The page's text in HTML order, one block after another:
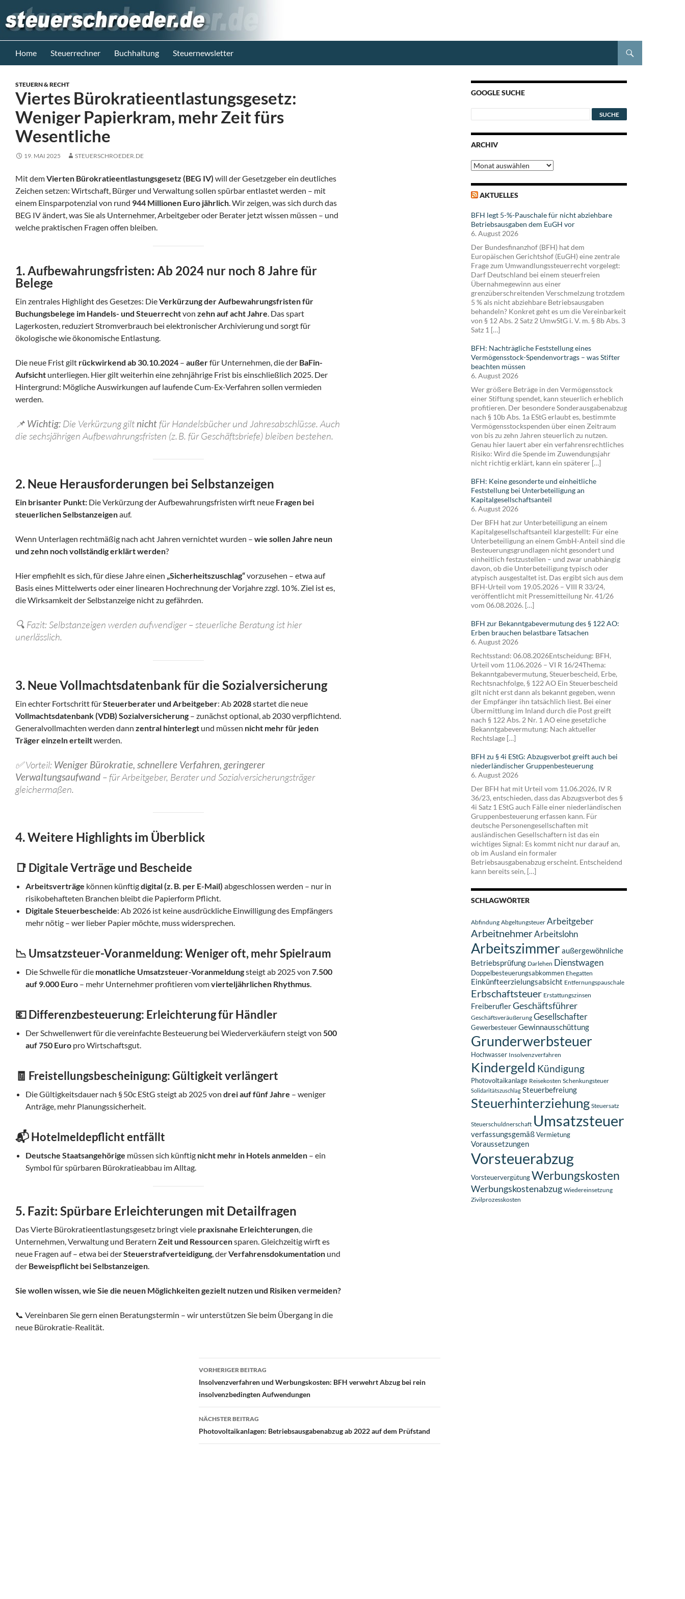
Inhalt
springen
Steuerblog www.steuerschroeder.de
Home Steuerrechner Buchhaltung Steuernewsletter
STEUERN & RECHT
Viertes Bürokratieentlastungsgesetz:
Weniger Papierkram, mehr Zeit fürs
Wesentliche
19. MAI 2025 STEUERSCHROEDER.DE
Mit demVierten Bürokratieentlastungsgesetz (BEG IV) will der Gesetzgeber ein deutliches
Zeichen setzen: Wirtschaft, Bürger und Verwaltung sollen spürbar entlastet werden – mit
einem Einsparpotenzial von rund 944 Millionen Euro jährlich. Wir zeigen, was sich durch das
BEG IV ändert, was Sie als Unternehmer, Arbeitgeber oder Berater jetzt wissen müssen – und
welche praktischen Fragen offen bleiben.
1. Aufbewahrungsfristen: Ab 2024 nur noch 8 Jahre für
Belege
Ein zentrales Highlight des Gesetzes: DieVerkürzung der Aufbewahrungsfristen für
Buchungsbelege im Handels- und Steuerrechtvon zehn auf acht Jahre. Das spart
Lagerkosten, reduziert Stromverbrauch bei elektronischer Archivierung und sorgt für
ökologische wie ökonomische Entlastung.
Die neue Frist gilt rückwirkend ab 30.10.2024 – außerfür Unternehmen, die der BaFin-
Aufsicht unterliegen. Hier gilt weiterhin eine zehnjährige Frist bis einschließlich 2025. Der
Hintergrund: Mögliche Auswirkungen auf laufende Cum-Ex-Verfahren sollen vermieden
werden.
📌 Wichtig: Die Verkürzung gilt nichtfür Handelsbücher und Jahresabschlüsse. Auch
die sechsjährigen Aufbewahrungsfristen (z. B. für Geschäftsbriefe) bleiben bestehen.
2. Neue Herausforderungen bei Selbstanzeigen
Ein brisanter Punkt: Die Verkürzung der Aufbewahrungsfristen wirft neue Fragen bei
steuerlichen Selbstanzeigenauf.
Wenn Unterlagen rechtmäßig nach acht Jahren vernichtet wurden – wie sollen Jahre neun
und zehn noch vollständig erklärt werden?
Hier empfiehlt es sich, für diese Jahre einen „Sicherheitszuschlag“vorzusehen – etwa auf
Basis eines Mittelwerts oder einer linearen Hochrechnung der Vorjahre zzgl. 10 %. Ziel ist es,
die Wirksamkeit der Selbstanzeige nicht zu gefährden.
🔍 Fazit: Selbstanzeigen werden aufwendiger – steuerliche Beratung ist hier
unerlässlich.
3. Neue Vollmachtsdatenbank für die Sozialversicherung
Ein echter Fortschritt fürSteuerberater und Arbeitgeber: Ab 2028startet die neue
Vollmachtsdatenbank (VDB) Sozialversicherung – zunächst optional, ab 2030 verpflichtend.
Generalvollmachten werden dann zentral hinterlegt und müssen nicht mehr für jeden
Träger einzeln erteiltwerden.
✅ Vorteil: Weniger Bürokratie, schnellere Verfahren, geringerer
Verwaltungsaufwand – für Arbeitgeber, Berater und Sozialversicherungsträger
gleichermaßen.
4. Weitere Highlights im Überblick
📑 Digitale Verträge und Bescheide
Arbeitsverträge können künftigdigital (z. B. per E-Mail) abgeschlossen werden – nur in
risikobehafteten Branchen bleibt die Papierform Pflicht.
Digitale Steuerbescheide: Ab 2026 ist keine ausdrückliche Einwilligung des Empfängers
mehr nötig – wer lieber Papier möchte, muss widersprechen.
📉 Umsatzsteuer-Voranmeldung: Weniger oft, mehr Spielraum
Die Schwelle für die monatliche Umsatzsteuer-Voranmeldungsteigt ab 2025 von 7.500
auf 9.000 Euro – mehr Unternehmer profitieren vomvierteljährlichen Rhythmus
💶 Differenzbesteuerung: Erleichterung für Händler
Der Schwellenwert für die vereinfachte Besteuerung bei Wiederverkäufern steigt von 500
auf 750 Euro pro Wirtschaftsgut.
🧾 Freistellungsbescheinigung: Gültigkeit verlängert
Die Gültigkeitsdauer nach § 50c EStG steigt ab 2025 von drei auf fünf Jahre – weniger
Anträge, mehr Planungssicherheit.
📬 Hotelmeldepflicht entfällt
Deutsche Staatsangehörige müssen sich künftig nicht mehr in Hotels anmelden – ein
Symbol für spürbaren Bürokratieabbau im Alltag.
5. Fazit: Spürbare Erleichterungen mit Detailfragen
Das Vierte Bürokratieentlastungsgesetz bringt viele praxisnahe Erleichterungen , die
Unternehmen, Verwaltung und Beratern Zeit und Ressourcensparen. Gleichzeitig wirft es
neue Fragen auf – etwa bei derSteuerstrafverteidigung , derVerfahrensdokumentation und
der Beweispflicht bei Selbstanzeigen
Sie wollen wissen, wie Sie die neuen Möglichkeiten gezielt nutzen und Risiken vermeiden?
📞 Vereinbaren Sie gern einen Beratungstermin – wir unterstützen Sie beim Übergang in die
neue Bürokratie-Realität.
Beitragsnavigation
VORHERIGER BEITRAG
Insolvenzverfahren und Werbungskosten: BFH verwehrt Abzug bei rein
insolvenzbedingten Aufwendungen
NÄCHSTER BEITRAG
Photovoltaikanlagen: Betriebsausgabenabzug ab 2022 auf dem Prüfstand
GOOGLE SUCHE
ARCHIV
Archiv
AKTUELLES
BFH legt 5-%-Pauschale für nicht abziehbare
Betriebsausgaben dem EuGH vor
6. August 2026
Der Bundesfinanzhof (BFH) hat dem
Europäischen Gerichtshof (EuGH) eine zentrale
Frage zum Umwandlungssteuerrecht vorgelegt:
Darf Deutschland bei einem steuerfreien
Übernahmegewinn aus einer
grenzüberschreitenden Verschmelzung trotzdem
5 % als nicht abziehbare Betriebsausgaben
behandeln? Konkret geht es um die Vereinbarkeit
von § 12 Abs. 2 Satz 2 UmwStG i. V. m. § 8b Abs. 3
Satz 1 […]
BFH: Nachträgliche Feststellung eines
Vermögensstock-Spendenvortrags – was Stifter
beachten müssen
6. August 2026
Wer größere Beträge in den Vermögensstock
einer Stiftung spendet, kann steuerlich erheblich
profitieren. Der besondere Sonderausgabenabzug
nach § 10b Abs. 1a EStG erlaubt es, bestimmte
Vermögensstockspenden über einen Zeitraum
von bis zu zehn Jahren steuerlich zu nutzen.
Genau hier lauert aber ein verfahrensrechtliches
Risiko: Wird die Spende im Zuwendungsjahr
nicht richtig erklärt, kann ein späterer […]
BFH: Keine gesonderte und einheitliche
Feststellung bei Unterbeteiligung an
Kapitalgesellschaftsanteil
6. August 2026
Der BFH hat zur Unterbeteiligung an einem
Kapitalgesellschaftsanteil klargestellt: Für eine
Unterbeteiligung an einem GmbH-Anteil sind die
Besteuerungsgrundlagen nicht gesondert und
einheitlich festzustellen – und zwar unabhängig
davon, ob die Unterbeteiligung typisch oder
atypisch ausgestaltet ist. Das ergibt sich aus dem
BFH-Urteil vom 19.05.2026 – VIII R 33/24,
veröffentlicht mit Pressemitteilung Nr. 41/26
vom 06.08.2026. […]
BFH zur Bekanntgabevermutung des § 122 AO:
Erben brauchen belastbare Tatsachen
6. August 2026
Rechtsstand: 06.08.2026Entscheidung: BFH,
Urteil vom 11.06.2026 – VI R 16/24Thema:
Bekanntgabevermutung, Steuerbescheid, Erbe,
Rechtsnachfolge, § 122 AO Ein Steuerbescheid
gilt nicht erst dann als bekannt gegeben, wenn
der Empfänger ihn tatsächlich liest. Bei einer
Übermittlung im Inland durch die Post greift
nach § 122 Abs. 2 Nr. 1 AO eine gesetzliche
Bekanntgabevermutung: Nach aktueller
Rechtslage […]
BFH zu § 4i EStG: Abzugsverbot greift auch bei
niederländischer Gruppenbesteuerung
6. August 2026
Der BFH hat mit Urteil vom 11.06.2026, IV R
36/23, entschieden, dass das Abzugsverbot des §
4i Satz 1 EStG auch Fälle einer niederländischen
Gruppenbesteuerung erfassen kann. Für
deutsche Personengesellschaften mit
ausländischen Gesellschaftern ist das ein
wichtiges Signal: Es kommt nicht nur darauf an,
ob im Ausland ein formaler
Betriebsausgabenabzug erscheint. Entscheidend
kann bereits sein, […]
SCHLAGWÖRTER
Abfindung Abgeltungsteuer Arbeitgeber
ArbeitnehmerArbeitslohn
Arbeitszimmeraußergewöhnliche
Betriebsprüfung Darlehen Dienstwagen
Doppelbesteuerungsabkommen Ehegatten
Einkünfteerzielungsabsicht Entfernungspauschale
Erbschaftsteuer Erstattungszinsen
FreiberuflerGeschäftsführer
Geschäftsveräußerung Gesellschafter
GewerbesteuerGewinnausschüttung
Grunderwerbsteuer
Hochwasser Insolvenzverfahren
Kindergeld Kündigung
Photovoltaikanlage Reisekosten Schenkungsteuer
Solidaritätszuschlag Steuerbefreiung
Steuerhinterziehung Steuersatz
Steuerschuldnerschaft Umsatzsteuer
verfassungsgemäßVermietung
Voraussetzungen
Vorsteuerabzug
VorsteuervergütungWerbungskosten
Werbungskostenabzug Wiedereinsetzung
Zivilprozesskosten
Steuerberater
M. Schröder
Berlin